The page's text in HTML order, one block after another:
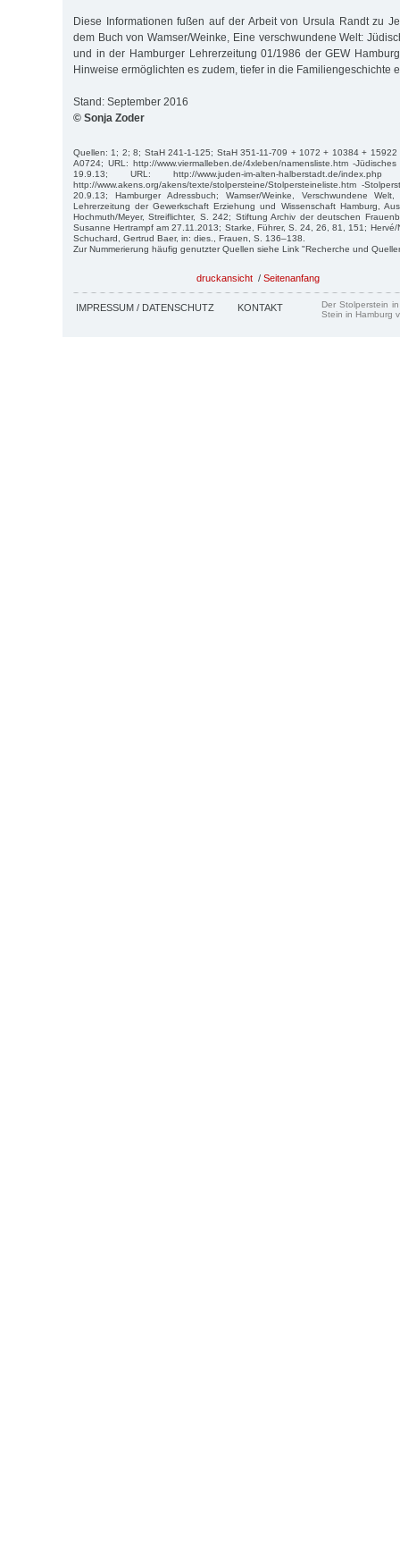
Diese Informationen fußen auf der Arbeit von Ursula Randt zu
dem Buch von Wamser/Weinke, Eine verschwundene Welt:
und in der Hamburger Lehrerzeitung 01/1986 der GEW
Hinweise ermöglichten es zudem, tiefer in die Familiengeschichte
Stand: September 2016
© Sonja Zoder
Quellen: 1; 2; 8; StaH 241-1-125; StaH 351-11-709 + 1072 + 10384 + 15922
A0724; URL: http://www.viermalleben.de/4xleben/namensliste.htm -
19.9.13; URL: http://www.juden-im-alten-halberstadt.de/
http://www.akens.org/akens/texte/stolpersteine/Stolpersteineliste.htm -
20.9.13; Hamburger Adressbuch; Wamser/Weinke, Verschwundene
Lehrerzeitung der Gewerkschaft Erziehung und Wissenschaft Hamburg,
Hochmuth/Meyer, Streiflichter, S. 242; Stiftung Archiv der deutschen
Susanne Hertrampf am 27.11.2013; Starke, Führer, S. 24, 26, 81, 151;
Schuchard, Gertrud Baer, in: dies., Frauen, S. 136–138.
Zur Nummerierung häufig genutzter Quellen siehe Link "Recherche und
druckansicht / Seitenanfang
IMPRESSUM / DATENSCHUTZ KONTAKT
Der Stolperstein
Stein in Hamburg